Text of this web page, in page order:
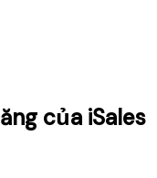
của iSales